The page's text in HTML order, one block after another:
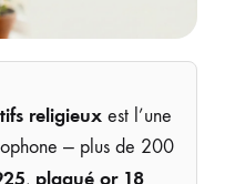
religieux est l’une
— plus de 200
, plaqué or 18